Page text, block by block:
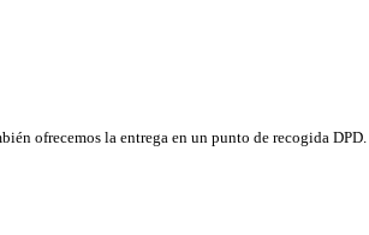
ofrecemos la entrega en un punto de recogida DPD.